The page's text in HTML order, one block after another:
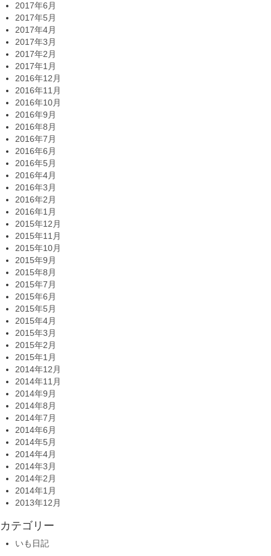
2017年6月
2017年5月
2017年4月
2017年3月
2017年2月
2017年1月
2016年12月
2016年11月
2016年10月
2016年9月
2016年8月
2016年7月
2016年6月
2016年5月
2016年4月
2016年3月
2016年2月
2016年1月
2015年12月
2015年11月
2015年10月
2015年9月
2015年8月
2015年7月
2015年6月
2015年5月
2015年4月
2015年3月
2015年2月
2015年1月
2014年12月
2014年11月
2014年9月
2014年8月
2014年7月
2014年6月
2014年5月
2014年4月
2014年3月
2014年2月
2014年1月
2013年12月
カテゴリー
いも日記